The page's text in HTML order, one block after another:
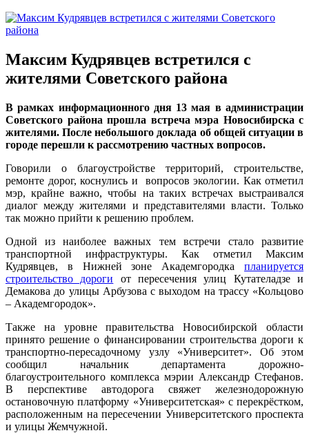
Максим Кудрявцев встретился с
жителями Советского района
В рамках информационного дня 13 мая в администрации
Советского района прошла встреча мэра Новосибирска с
жителями. После небольшого доклада об общей ситуации в
городе перешли к рассмотрению частных вопросов.
Говорили о благоустройстве территорий, строительстве,
ремонте дорог, коснулись и вопросов экологии. Как отметил
мэр, крайне важно, чтобы на таких встречах выстраивался
диалог между жителями и представителями власти. Только
так можно прийти к решению проблем.
Одной из наиболее важных тем встречи стало развитие
транспортной инфраструктуры. Как отметил Максим
Кудрявцев, в Нижней зоне Академгородка планируется
строительство дороги от пересечения улиц Кутателадзе и
Демакова до улицы Арбузова с выходом на трассу «Кольцово
– Академгородок».
Также на уровне правительства Новосибирской области
принято решение о финансировании строительства дороги к
транспортно-пересадочному узлу «Университет». Об этом
сообщил начальник департамента дорожно-
благоустроительного комплекса мэрии Александр Стефанов.
В перспективе автодорога свяжет железнодорожную
остановочную платформу «Университетская» с перекрёстком,
расположенным на пересечении Университетского проспекта
и улицы Жемчужной.